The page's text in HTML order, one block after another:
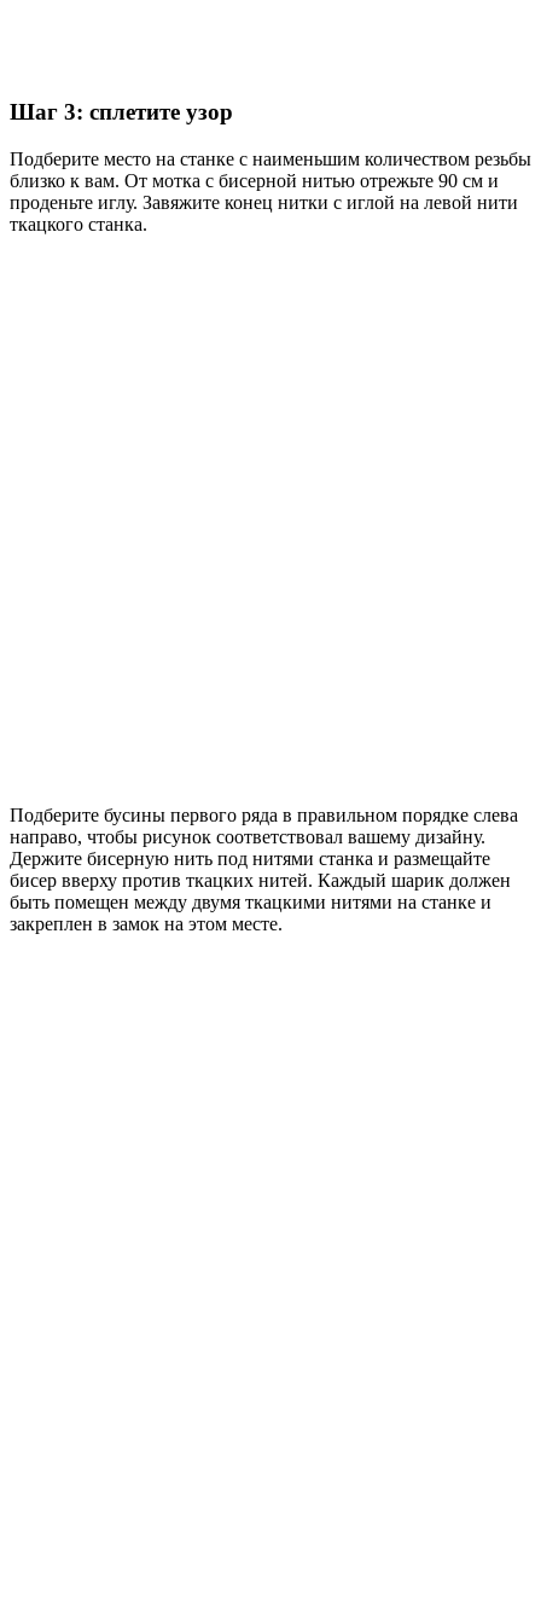
Шаг 3: сплетите узор
Подберите место на станке с наименьшим количеством резьбы
близко к вам. От мотка с бисерной нитью отрежьте 90 см и
проденьте иглу. Завяжите конец нитки с иглой на левой нити
ткацкого станка.
Подберите бусины первого ряда в правильном порядке слева
направо, чтобы рисунок соответствовал вашему дизайну.
Держите бисерную нить под нитями станка и размещайте
бисер вверху против ткацких нитей. Каждый шарик должен
быть помещен между двумя ткацкими нитями на станке и
закреплен в замок на этом месте.